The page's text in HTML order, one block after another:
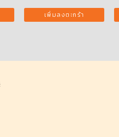
เพิ่มลงตะกร้า